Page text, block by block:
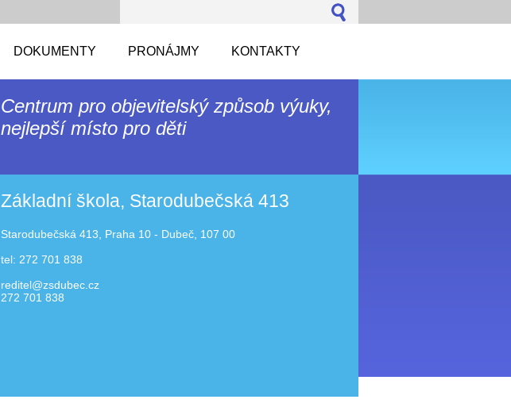
DOKUMENTY PRONÁJMY KONTAKTY
Centrum pro objevitelský způsob výuky,
nejlepší místo pro děti
Základní škola, Starodubečská 413
Starodubečská 413, Praha 10 - Dubeč, 107 00
tel: 272 701 838
reditel@zsdubec.cz
272 701 838